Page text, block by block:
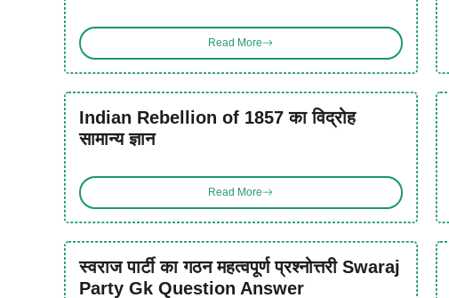
Read More
Indian Rebellion of 1857 का विद्रोह
सामान्य ज्ञान
Read More
स्वराज पार्टी का गठन महत्वपूर्ण प्रश्नोत्तरी Swaraj
Party Gk Question Answer